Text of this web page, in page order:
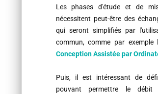
Les phases d'étude et de
nécessitent peut-être des
qui seront simplifiés par
commun, comme par
Conception Assistée par
Puis, il est intéressant de
pouvant permettre le débit